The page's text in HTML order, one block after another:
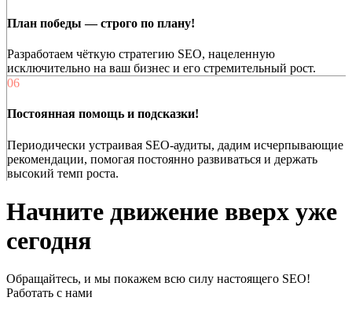
План победы — строго по плану!
Разработаем чёткую стратегию SEO, нацеленную
исключительно на ваш бизнес и его стремительный рост.
06
Постоянная помощь и подсказки!
Периодически устраивая SEO-аудиты, дадим исчерпывающие
рекомендации, помогая постоянно развиваться и держать
высокий темп роста.
Начните движение вверх уже
сегодня
Обращайтесь, и мы покажем всю силу настоящего SEO!
Работать с нами